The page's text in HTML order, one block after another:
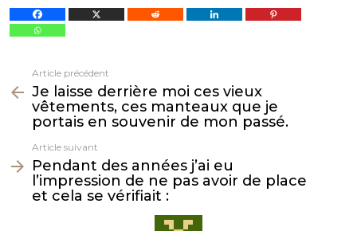
plus
Article précédent
Je laisse derrière moi ces vieux
vêtements, ces manteaux que je
portais en souvenir de mon passé.
Article suivant
Pendant des années j’ai eu
l’impression de ne pas avoir de place
et cela se vérifiait :